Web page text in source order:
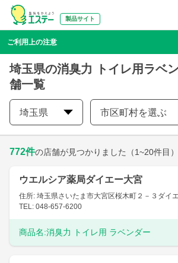
製品サイト
ご利用上の注意
埼玉県の消臭力 トイレ用ラベ
舗一覧
埼玉県 市区町村を選ぶ
772件の店舗が見つかりました （1~20件目）
ウエルシア薬局ダイエー大宮
住所: 埼玉県さいたま市大宮区桜木町２－３ダイ
TEL: 048-657-6200
商品名:消臭力 トイレ用 ラベンダー